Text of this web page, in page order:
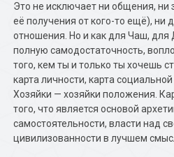
Это не исключает ни общения, ни
её получения от кого-то ещё), ни
отношения. Но и как для Чаш, для
полную самодостаточность,
того, кем ты и только ты хочешь
карта личности, карта
Хозяйки — хозяйки положения.
того, что является основой
самостоятельности, власти над
цивилизованности в лучшем